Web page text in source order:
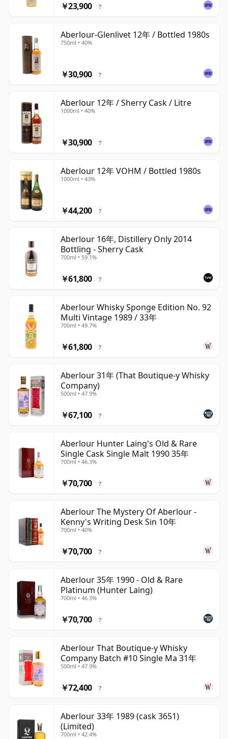
￥23,900 ?
Aberlour-Glenlivet 12年 / Bottled 1980s
750ml • 40%
￥30,900 ?
Aberlour 12年 / Sherry Cask / Litre
1000ml • 40%
￥30,900 ?
Aberlour 12年 VOHM / Bottled 1980s
1000ml • 43%
￥44,200 ?
Aberlour 16年, Distillery Only 2014
Bottling - Sherry Cask
700ml • 59.1%
￥61,800 ?
Aberlour Whisky Sponge Edition No. 92
Multi Vintage 1989 / 33年
700ml • 49.7%
￥61,800 ?
Aberlour 31年 (That Boutique-y Whisky
Company)
500ml • 47.9%
￥67,100 ?
Aberlour Hunter Laing's Old & Rare
Single Cask Single Malt 1990 35年
700ml • 46.3%
￥70,700 ?
Aberlour The Mystery Of Aberlour -
Kenny's Writing Desk Sin 10年
700ml • 40%
￥70,700 ?
Aberlour 35年 1990 - Old & Rare
Platinum (Hunter Laing)
700ml • 46.3%
￥70,700 ?
Aberlour That Boutique-y Whisky
Company Batch #10 Single Ma 31年
500ml • 47.9%
￥72,400 ?
Aberlour 33年 1989 (cask 3651)
(Limited)
700ml • 42.4%